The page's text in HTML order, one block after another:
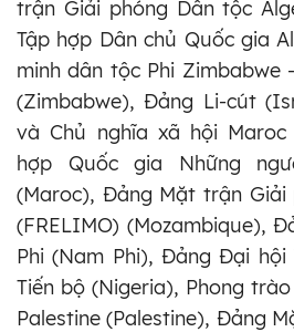
trận Giải phóng Dân tộc
Tập hợp Dân chủ Quốc gia
minh dân tộc Phi
(Zimbabwe), Đảng Li-cút
và Chủ nghĩa xã hội
hợp Quốc gia Những
(Maroc), Đảng Mặt trận Giải
(FRELIMO) (Mozambique),
Phi (Nam Phi), Đảng Đại hội
Tiến bộ (Nigeria), Phong
Palestine (Palestine), Đảng